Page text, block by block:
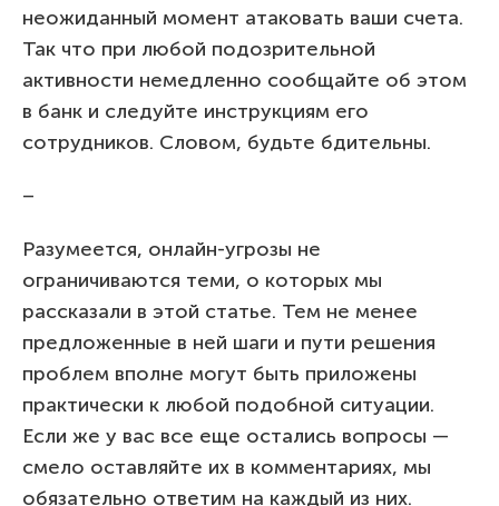
неожиданный момент атаковать ваши счета.
Так что при любой подозрительной
активности немедленно сообщайте об этом
в банк и следуйте инструкциям его
сотрудников. Словом, будьте бдительны.
–
Разумеется, онлайн-угрозы не
ограничиваются теми, о которых мы
рассказали в этой статье. Тем не менее
предложенные в ней шаги и пути решения
проблем вполне могут быть приложены
практически к любой подобной ситуации.
Если же у вас все еще остались вопросы —
смело оставляйте их в комментариях, мы
обязательно ответим на каждый из них.